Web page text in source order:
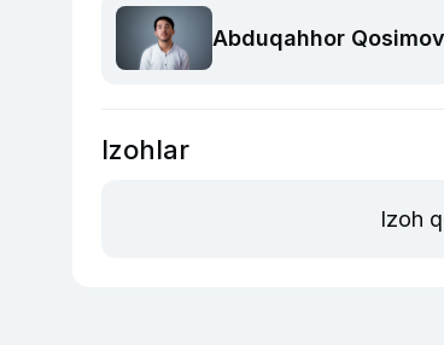
Abduqahhor Qosimov
Izohlar
Izoh